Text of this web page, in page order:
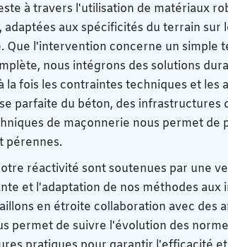
à travers l'utilisation de matériaux
adaptées aux spécificités du terrain sur
Que l'intervention concerne un simple
nous intégrons des solutions
la fois les contraintes techniques et les
parfaite du béton, des infrastructures
de maçonnerie nous permet de
pérennes.
réactivité sont soutenues par une
et l'adaptation de nos méthodes aux
en étroite collaboration avec des
permet de suivre l'évolution des